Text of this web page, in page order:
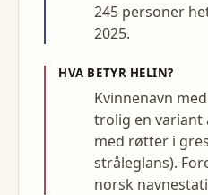
245 personer
2025.
HVA BETYR HELIN?
Kvinnenavn
trolig en variant
med røtter i
stråleglans).
norsk